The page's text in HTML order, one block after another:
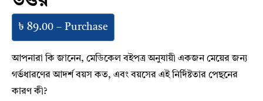
৳ 89.00 – Purchase
আপনারা কি জানেন, মেডিকেল বইপত্র অনুযায়ী একজন মেয়ের জন্য
গর্ভধারণের আদর্শ বয়স কত, এবং বয়সের এই নির্দিষ্টতার পেছনের
কারণ কী?